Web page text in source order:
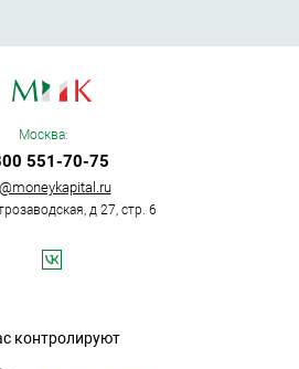
Москва:
551-70-75
д 27, стр. 6
контролируют